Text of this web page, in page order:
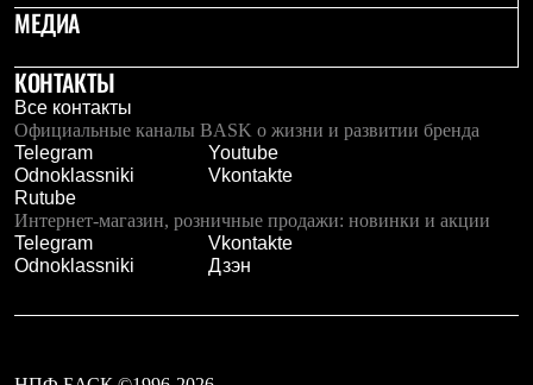
Кепки и бейсболки
Повязки
Панамы
Перчатки и рукавицы
Перчатки
Рукавицы
Носки
Полезные аксессуары
Брелки
Ремни
Шевроны
Коллекции
МЕДИА
КОНТАКТЫ
Все контакты
Официальные каналы BASK о жизни и развитии бренда
Telegram
Youtube
Odnoklassniki
Vkontakte
Rutube
Интернет-магазин, розничные продажи: новинки и акции
Telegram
Vkontakte
Odnoklassniki
Дзэн